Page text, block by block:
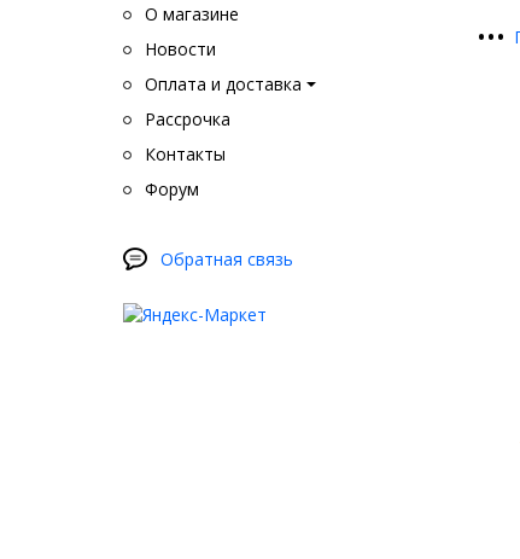
О магазине
Новости
Оплата и доставка
Рассрочка
Контакты
Форум
Обратная связь
•••